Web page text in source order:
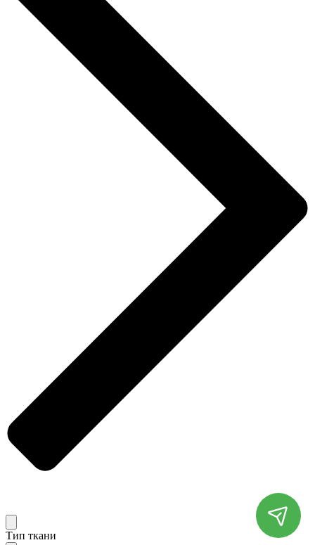
Тип ткани